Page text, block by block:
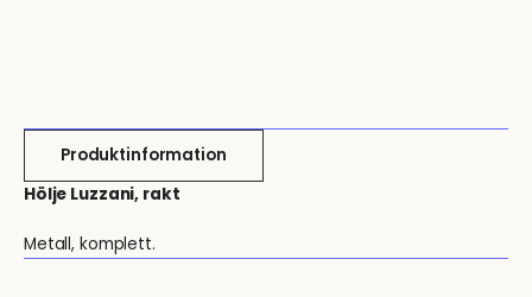
Produktinformation
Hölje Luzzani, rakt
Metall, komplett.